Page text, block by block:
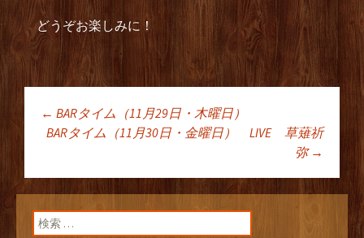
どうぞお楽しみに！
投稿ナビゲーショ
ン
← BARタイム（11月29日・木曜日）
BARタイム（11月30日・金曜日） LIVE 草薙祈
弥 →
検索: